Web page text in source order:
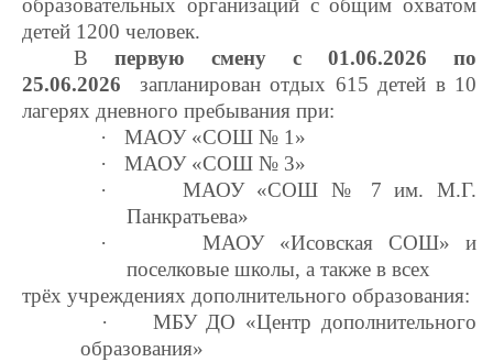
образовательных организаций с общим охватом
детей 1200 человек.
Впервую смену с 01.06.2026 по
25.06.2026 запланирован отдых 615 детей в 10
лагерях дневного пребывания при:
·
МАОУ «СОШ № 1»
·
МАОУ «СОШ № 3»
·
МАОУ «СОШ № 7 им. М.Г.
Панкратьева»
·
МАОУ «Исовская СОШ» и
поселковые школы, а также в всех
трёх учреждениях дополнительного образования:
·
МБУ ДО «Центр дополнительного
образования»